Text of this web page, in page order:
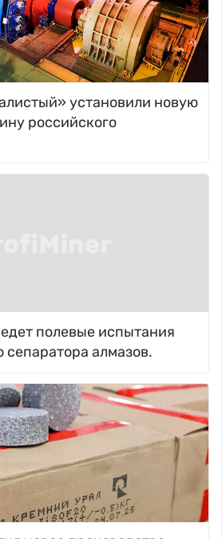
установили новую
российского
полевые испытания
сепаратора алмазов.